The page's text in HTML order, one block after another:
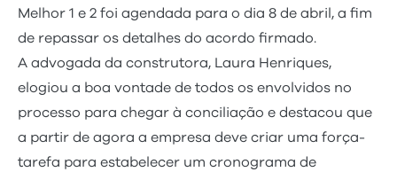
Melhor 1 e 2 foi agendada para o dia 8 de abril, a fim
de repassar os detalhes do acordo firmado.
A advogada da construtora, Laura Henriques,
elogiou a boa vontade de todos os envolvidos no
processo para chegar à conciliação e destacou que
a partir de agora a empresa deve criar uma força-
tarefa para estabelecer um cronograma de